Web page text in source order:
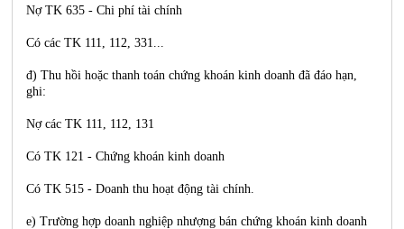
Nợ TK 635 - Chi phí tài chính
Có các TK 111, 112, 331...
đ) Thu hồi hoặc thanh toán chứng khoán kinh doanh đã đáo hạn,
ghi:
Nợ các TK 111, 112, 131
Có TK 121 - Chứng khoán kinh doanh
Có TK 515 - Doanh thu hoạt động tài chính.
e) Trường hợp doanh nghiệp nhượng bán chứng khoán kinh doanh